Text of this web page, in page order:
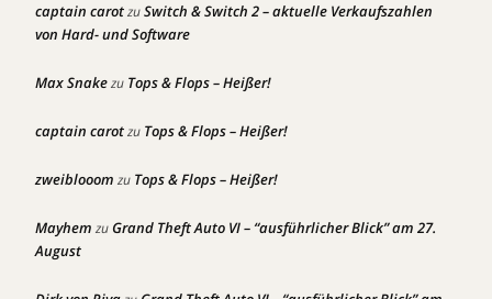
captain carotzuSwitch & Switch 2 – aktuelle Verkaufszahlen
von Hard- und Software
Max Snakezu Tops & Flops – Heißer!
captain carotzu Tops & Flops – Heißer!
zweiblooom zu Tops & Flops – Heißer!
Mayhem zuGrand Theft Auto VI – “ausführlicher Blick” am 27.
August